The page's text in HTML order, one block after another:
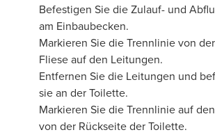
Befestigen Sie die Zulauf- und
am Einbaubecken.
Markieren Sie die Trennlinie von
Fliese auf den Leitungen.
Entfernen Sie die Leitungen und
sie an der Toilette.
Markieren Sie die Trennlinie auf
von der Rückseite der Toilette.